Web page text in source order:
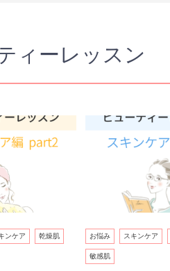
ィーレッスン
ンケア 乾燥肌 お悩み スキンケア
敏感肌